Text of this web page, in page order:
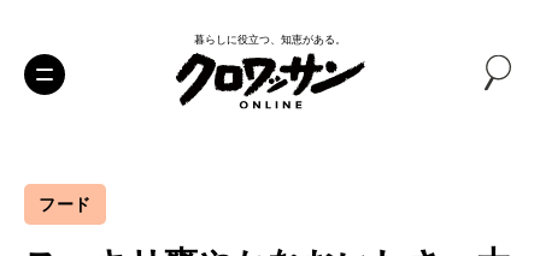
暮らしに役立つ、知恵がある。
フード